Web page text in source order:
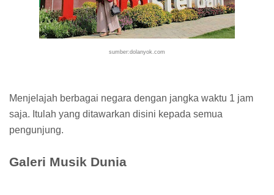
sumber:dolanyok.com
Menjelajah berbagai negara dengan jangka waktu 1 jam
saja. Itulah yang ditawarkan disini kepada semua
pengunjung.
Galeri Musik Dunia